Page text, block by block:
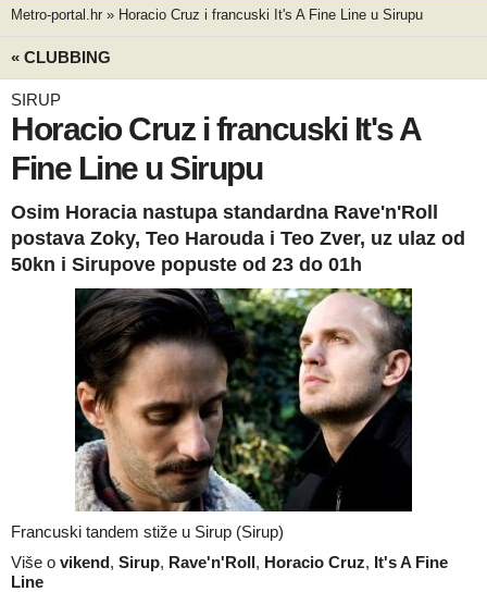
Metro-portal.hr » Horacio Cruz i francuski It's A Fine Line u Sirupu
« CLUBBING
SIRUP
Horacio Cruz i francuski It's A
Fine Line u Sirupu
Osim Horacia nastupa standardna Rave'n'Roll
postava Zoky, Teo Harouda i Teo Zver, uz ulaz od
50kn i Sirupove popuste od 23 do 01h
Francuski tandem stiže u Sirup (Sirup)
Više o vikend, Sirup, Rave'n'Roll, Horacio Cruz, It's A Fine
Line